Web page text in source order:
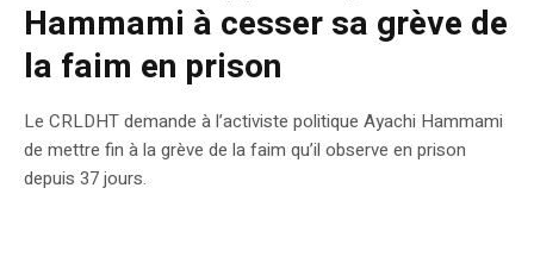
Hammami à cesser sa grève de
la faim en prison
Le CRLDHT demande à l’activiste politique Ayachi Hammami
de mettre fin à la grève de la faim qu’il observe en prison
depuis 37 jours.